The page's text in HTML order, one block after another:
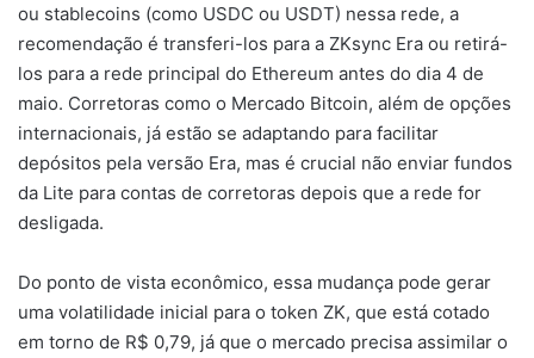
ou stablecoins (como USDC ou USDT) nessa rede, a
recomendação é transferi-los para a ZKsync Era ou retirá-
los para a rede principal do Ethereum antes do dia 4 de
maio. Corretoras como o Mercado Bitcoin, além de opções
internacionais, já estão se adaptando para facilitar
depósitos pela versão Era, mas é crucial não enviar fundos
da Lite para contas de corretoras depois que a rede for
desligada.
Do ponto de vista econômico, essa mudança pode gerar
uma volatilidade inicial para o token ZK, que está cotado
em torno de R$ 0,79, já que o mercado precisa assimilar o